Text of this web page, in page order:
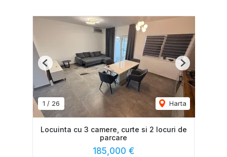
1 / 26 Harta
Previous Next
Locuinta cu 3 camere, curte si 2 locuri de
parcare
185,000 €